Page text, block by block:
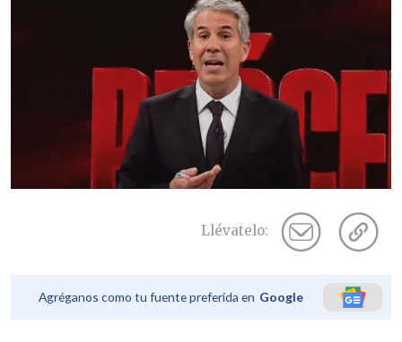
Llévatelo:
Agréganos como tu fuente preferida en Google